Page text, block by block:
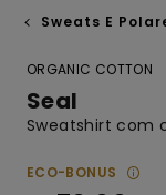
Sweats E
ORGANIC COTTON
Seal
Sweatshirt com
ECO-BONUS